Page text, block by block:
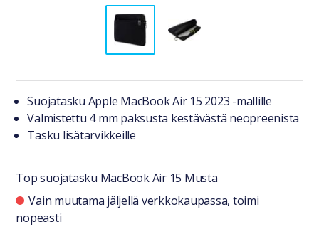
Tuotteesta lyhyesti
Suojatasku Apple MacBook Air 15 2023 -mallille
Valmistettu 4 mm paksusta kestävästä neopreenista
Tasku lisätarvikkeille
Top suojatasku MacBook Air 15 Musta
Saatavuustiedot
Vain muutama jäljellä verkkokaupassa, toimi
nopeasti